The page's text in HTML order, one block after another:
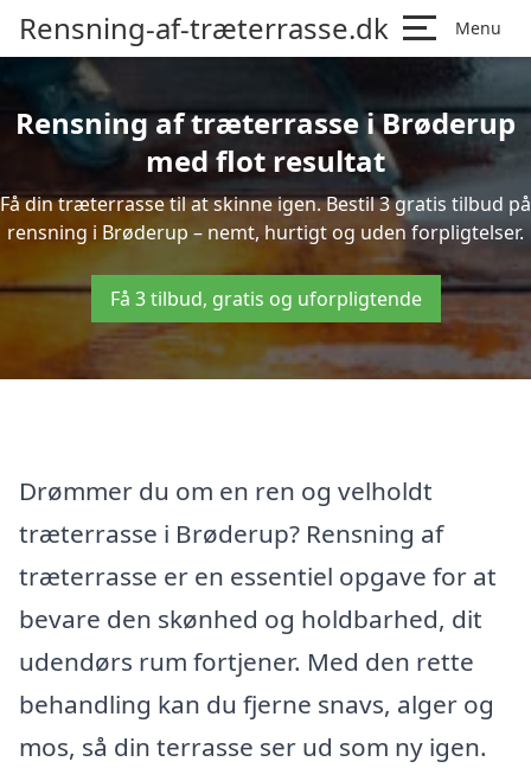
Rensning-af-træterrasse.dk Menu
Rensning af træterrasse i Brøderup
med flot resultat
Få din træterrasse til at skinne igen. Bestil 3 gratis tilbud på
rensning i Brøderup – nemt, hurtigt og uden forpligtelser.
Få 3 tilbud, gratis og uforpligtende
Drømmer du om en ren og velholdt
træterrasse i Brøderup? Rensning af
træterrasse er en essentiel opgave for at
bevare den skønhed og holdbarhed, dit
udendørs rum fortjener. Med den rette
behandling kan du fjerne snavs, alger og
mos, så din terrasse ser ud som ny igen.